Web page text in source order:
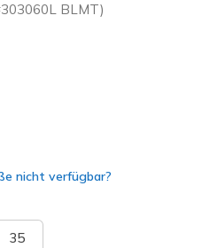
303060L BLMT)
nicht verfügbar?
35